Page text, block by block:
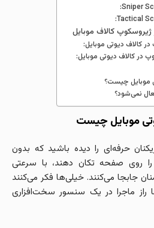
ژیروسکوپ کالاف موبایل
در کالاف دیوتی موبایل:
در کالاف دیوتی موبایل:
موبایل چیست؟
نمی‌شود؟
موبایل چیست
حرفه‌ای را دیده باشید که بدون
روی صفحه تکان دهند، با سرعتی
جابجا می‌کنند. خیلی‌ها فکر می‌کنند
ماجرا در یک سنسور سخت‌افزاری